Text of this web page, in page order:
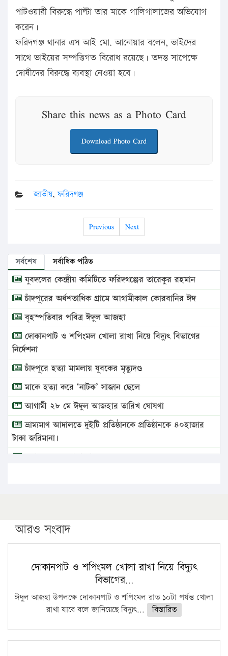
পাটওয়ারী বিরুদ্ধে পাল্টা তার মাকে গালিগালাজের অভিযোগ
করেন।
ফরিদগঞ্জ থানার এস আই মো. আনোয়ার বলেন, ভাইদের
সাথে ভাইয়ের সম্পত্তিগত বিরোধ রয়েছে। তদন্ত সাপেক্ষে
দোষীদের বিরুদ্ধে ব্যবস্থা নেওয়া হবে।
Share this news as a Photo Card
Download Photo Card
জাতীয়,ফরিদগঞ্জ
Previous Next
সর্বশেষ সর্বাধিক পঠিত
যুবদলের কেন্দ্রীয় কমিটিতে ফরিদগঞ্জের তারেকুর রহমান
চাঁদপুরের অর্ধশতাধিক গ্রামে আগামীকাল কোরবানির ঈদ
বৃহস্পতিবার পবিত্র ঈদুল আজহা
দোকানপাট ও শপিংমল খোলা রাখা নিয়ে বিদ্যুৎ বিভাগের
নির্দেশনা
চাঁদপুরে হত্যা মামলায় যুবকের মৃত্যুদণ্ড
মাকে হত্যা করে ‘নাটক’ সাজান ছেলে
আগামী ২৮ মে ঈদুল আজহার তারিখ ঘোষণা
ভ্রাম্যমাণ আদালতে দুইটি প্রতিষ্ঠানকে প্রতিষ্ঠানকে ৪০হাজার
টাকা জরিমানা।
এবার লঞ্চের ভাড়া বাড়ল
পিএইচডি করছেন কুয়েটের কৃতি…
সারা দেশে বজ্রাঘাতে ১৪ জনের প্রাণহানি
কঠোর হচ্ছে এসএসসি ও এইচএসসি পরীক্ষা
ফরিদগঞ্জে আগুনে পুড়লো ৬ ব্যবসা প্রতিষ্ঠান
আরও সংবাদ
দোকানপাট ও শপিংমল খোলা রাখা নিয়ে বিদ্যুৎ
বিভাগের…
ঈদুল আজহা উপলক্ষে দোকানপাট ও শপিংমল রাত ১০টা পর্যন্ত খোলা
রাখা যাবে বলে জানিয়েছে বিদ্যুৎ...
বিস্তারিত